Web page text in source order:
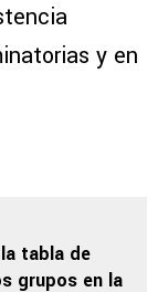
y en
tabla de
grupos en la